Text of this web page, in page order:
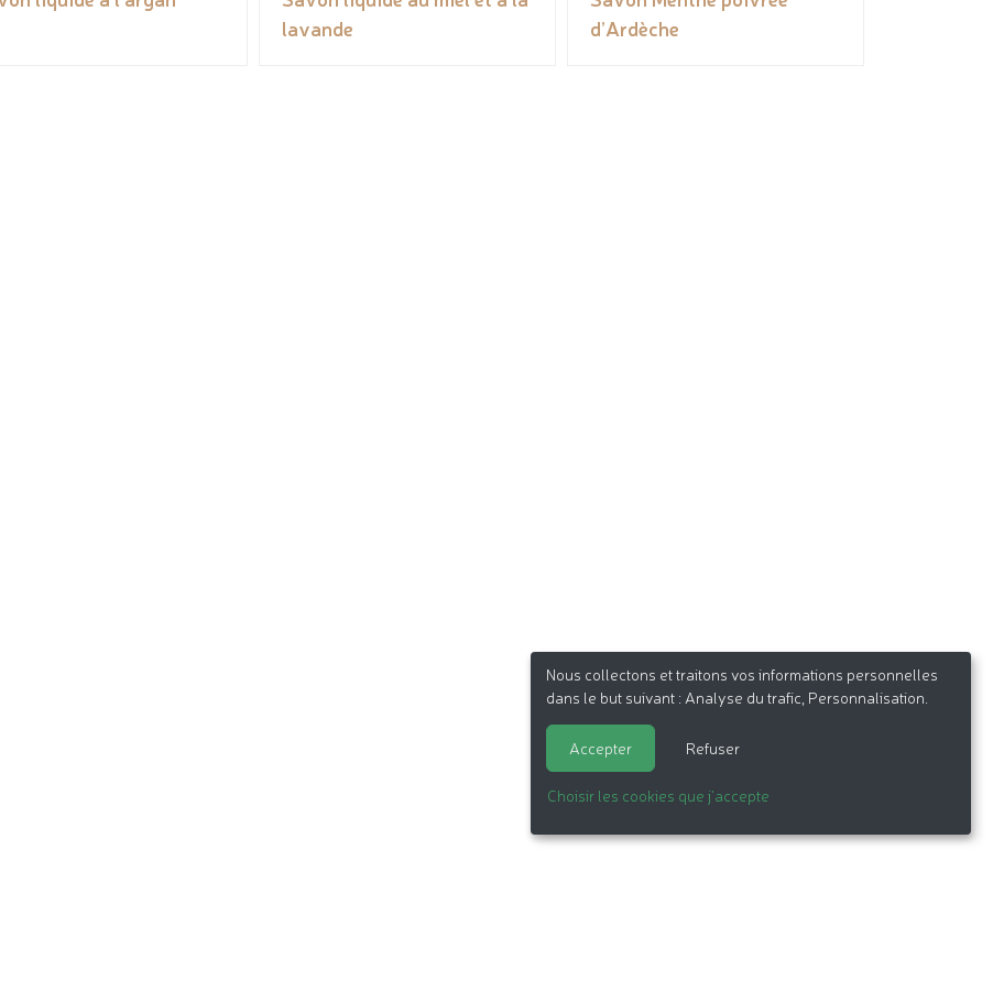
lavande
d’Ardèche
Nous collectons et traitons vos informations personnelles
dans le but suivant : Analyse du trafic, Personnalisation
Accepter Refuser
Choisir les cookies que j'accepte